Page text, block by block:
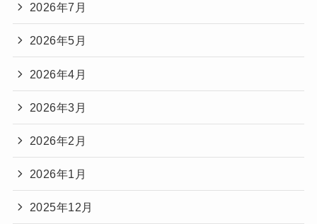
2026年7月
2026年5月
2026年4月
2026年3月
2026年2月
2026年1月
2025年12月